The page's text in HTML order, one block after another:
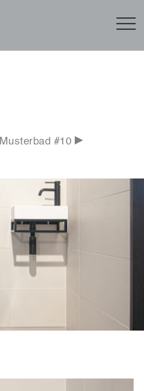
Musterbad #10